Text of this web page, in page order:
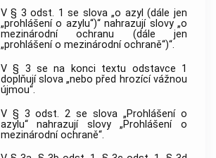
V § 3 odst. 1 se slova „o azyl (dále jen
„prohlášení o azylu“)“ nahrazují slovy „o
mezinárodní ochranu (dále jen
„prohlášení o mezinárodní ochraně“)“.
V § 3 se na konci textu odstavce 1
doplňují slova „nebo před hrozící vážnou
újmou“.
V § 3 odst. 2 se slova „Prohlášení o
azylu“ nahrazují slovy „Prohlášení o
mezinárodní ochraně“.